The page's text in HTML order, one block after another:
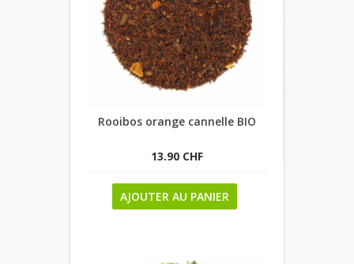
Rooibos orange cannelle BIO
13.90 CHF
AJOUTER AU PANIER